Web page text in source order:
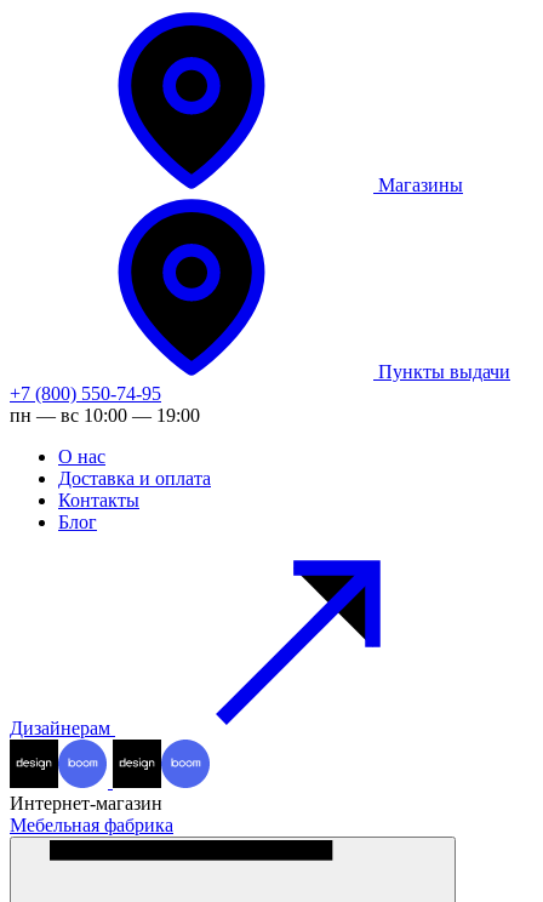
Магазины
Пункты выдачи
+7 (800) 550-74-95
пн — вс 10:00 — 19:00
О нас
Доставка и оплата
Контакты
Блог
Дизайнерам
Интернет-магазин
Мебельная фабрика